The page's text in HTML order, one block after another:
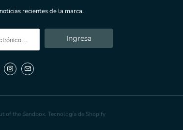
recientes de la marca.
of the Sandbox. Tecnología de Shopify